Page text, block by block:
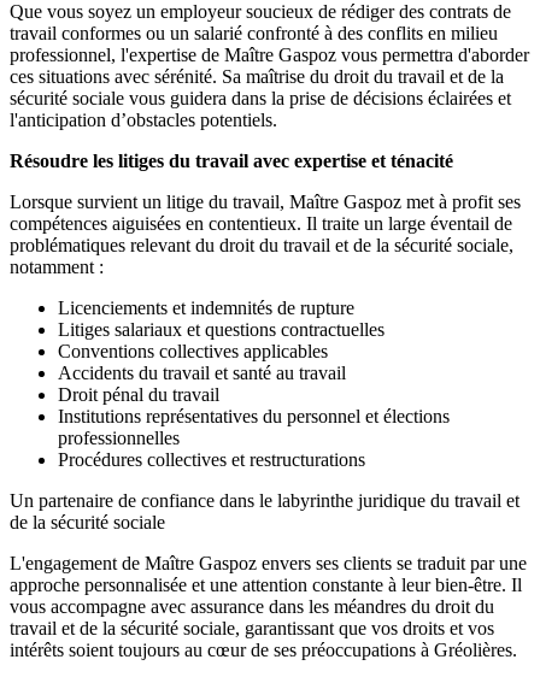
Que vous soyez un employeur soucieux de rédiger des contrats de
travail conformes ou un salarié confronté à des conflits en milieu
professionnel, l'expertise de Maître Gaspoz vous permettra d'aborder
ces situations avec sérénité. Sa maîtrise du droit du travail et de la
sécurité sociale vous guidera dans la prise de décisions éclairées et
l'anticipation d’obstacles potentiels.
Résoudre les litiges du travail avec expertise et ténacité
Lorsque survient un litige du travail, Maître Gaspoz met à profit ses
compétences aiguisées en contentieux. Il traite un large éventail de
problématiques relevant du droit du travail et de la sécurité sociale,
notamment :
Licenciements et indemnités de rupture
Litiges salariaux et questions contractuelles
Conventions collectives applicables
Accidents du travail et santé au travail
Droit pénal du travail
Institutions représentatives du personnel et élections
professionnelles
Procédures collectives et restructurations
Un partenaire de confiance dans le labyrinthe juridique du travail et
de la sécurité sociale
L'engagement de Maître Gaspoz envers ses clients se traduit par une
approche personnalisée et une attention constante à leur bien-être. Il
vous accompagne avec assurance dans les méandres du droit du
travail et de la sécurité sociale, garantissant que vos droits et vos
intérêts soient toujours au cœur de ses préoccupations à Gréolières.